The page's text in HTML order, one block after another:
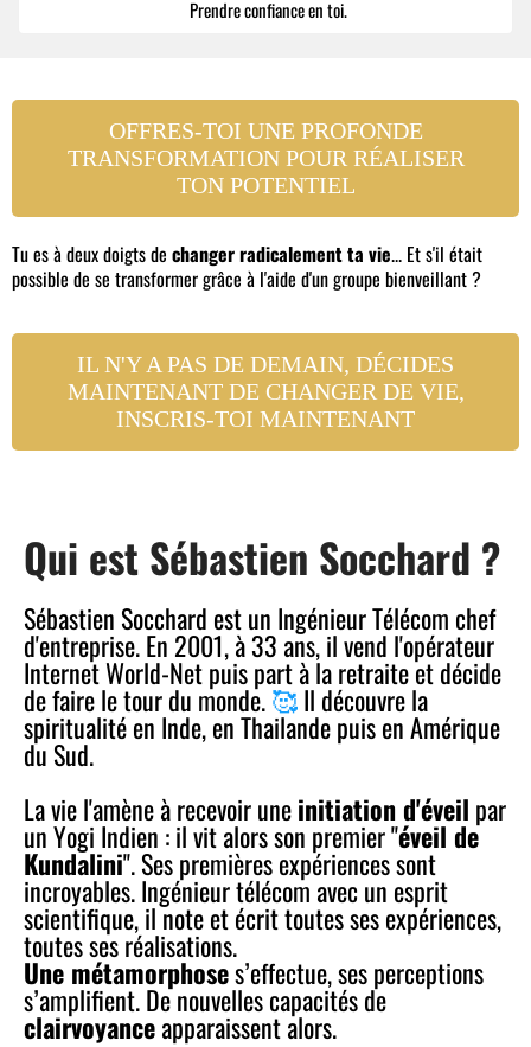
Prendre confiance en toi.
OFFRES-TOI UNE PROFONDE
TRANSFORMATION POUR RÉALISER
TON POTENTIEL
Tu es à deux doigts de changer radicalement ta vie... Et s'il était
possible de se transformer grâce à l'aide d'un groupe bienveillant ?
IL N'Y A PAS DE DEMAIN, DÉCIDES
MAINTENANT DE CHANGER DE VIE,
INSCRIS-TOI MAINTENANT
Qui est Sébastien Socchard ?
Sébastien Socchard est un Ingénieur Télécom chef
d'entreprise. En 2001, à 33 ans, il vend l'opérateur
Internet World-Net puis part à la retraite et décide
de faire le tour du monde.🥰Il découvre la
spiritualité en Inde, en Thailande puis en Amérique
du Sud.
La vie l'amène à recevoir uneinitiation d'éveil par
un Yogi Indien : il vit alors son premier "éveil de
Kundalini". Ses premières expériences sont
incroyables. Ingénieur télécom avec un esprit
scientifique, il note et écrit toutes ses expériences,
toutes ses réalisations.
Une métamorphoses’effectue, ses perceptions
s’amplifient. De nouvelles capacités de
clairvoyanceapparaissent alors.